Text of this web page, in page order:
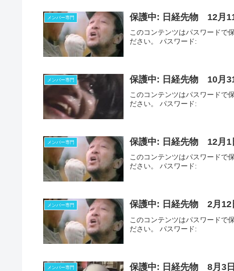
メンバー専門 保護中: 日経先物 12月
このコンテンツはパスワードで
ださい。 パスワード:
メンバー専門 保護中: 日経先物 10月
このコンテンツはパスワードで
ださい。 パスワード:
メンバー専門 保護中: 日経先物 12月
このコンテンツはパスワードで
ださい。 パスワード:
メンバー専門 保護中: 日経先物 2月
このコンテンツはパスワードで
ださい。 パスワード:
メンバー専門 保護中: 日経先物 8月3